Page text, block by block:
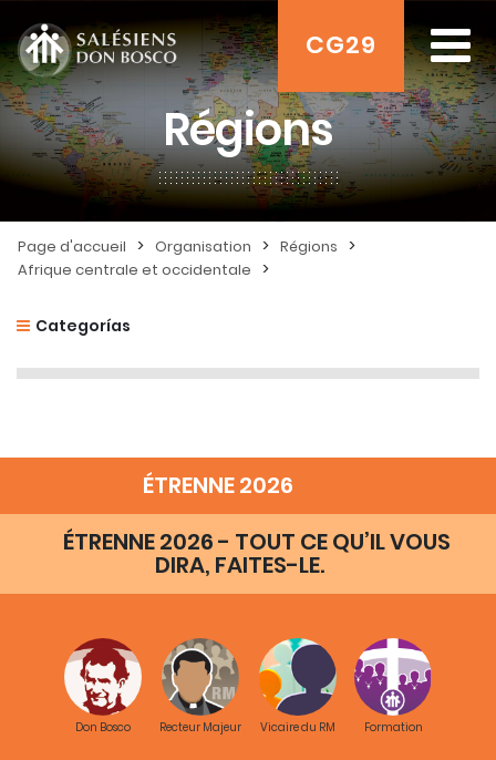
CG29
Régions
Page d'accueil > Organisation > Régions >
Afrique centrale et occidentale >
Categorías
ÉTRENNE 2026
ÉTRENNE 2026 - TOUT CE QU’IL VOUS
DIRA, FAITES-LE.
Don Bosco Recteur Majeur Vicaire du RM Formation